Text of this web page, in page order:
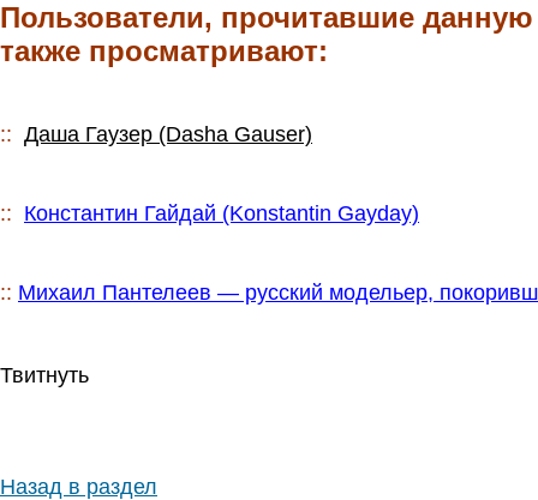
Пользователи, прочитавшие
также просматривают:
:: Даша Гаузер (Dasha Gauser)
:: Константин Гайдай (Konstantin Gayday)
:: Михаил Пантелеев — русский модельер,
Твитнуть
Назад в раздел